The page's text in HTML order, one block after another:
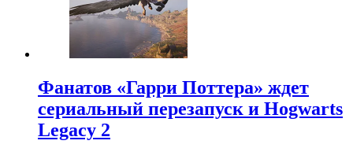
Фанатов «Гарри Поттера» ждет
сериальный перезапуск и Hogwarts
Legacy 2